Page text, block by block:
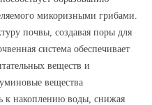
микоризными грибами.
почвы, создавая поры для
система обеспечивает
веществ и
вещества
к накоплению воды, снижая